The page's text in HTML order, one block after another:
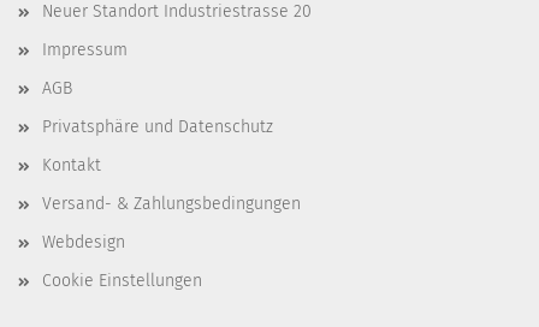
Neuer Standort Industriestrasse 20
Impressum
AGB
Privatsphäre und Datenschutz
Kontakt
Versand- & Zahlungsbedingungen
Webdesign
Cookie Einstellungen